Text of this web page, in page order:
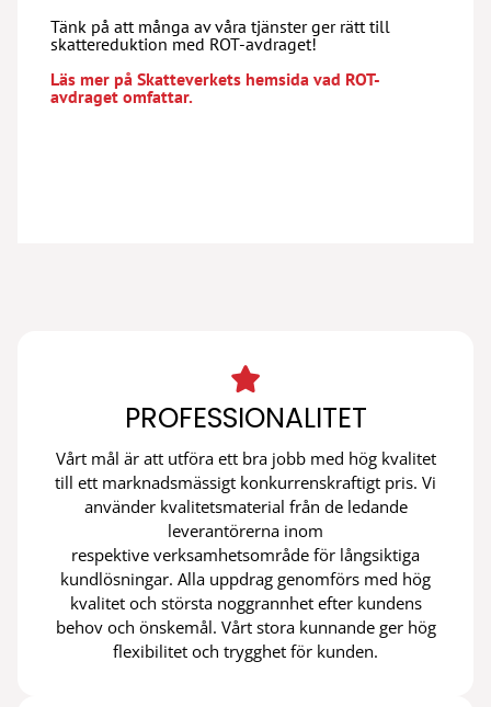
Tänk på att många av våra tjänster ger rätt till
skattereduktion med ROT-avdraget!
Läs mer på Skatteverkets hemsida vad ROT-
avdraget omfattar.

PROFESSIONALITET
Vårt mål är att utföra ett bra jobb med hög kvalitet
till ett marknadsmässigt konkurrenskraftigt pris. Vi
använder kvalitetsmaterial från de ledande
leverantörerna inom
respektive verksamhetsområde för långsiktiga
kundlösningar. Alla uppdrag genomförs med hög
kvalitet och största noggrannhet efter kundens
behov och önskemål. Vårt stora kunnande ger hög
flexibilitet och trygghet för kunden.